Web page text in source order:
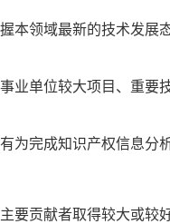
本领域最新的技术发展
业单位较大项目、重要
完成知识产权信息分
要贡献者取得较大或较